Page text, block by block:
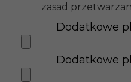
zasad
Dodatkowe
Dodatkowe